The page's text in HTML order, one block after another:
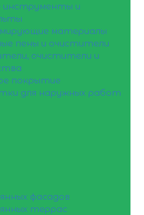
инструменты и
материалы
пены и очистители
очистители и
покрытие
для наружных работ
фасадов
террас